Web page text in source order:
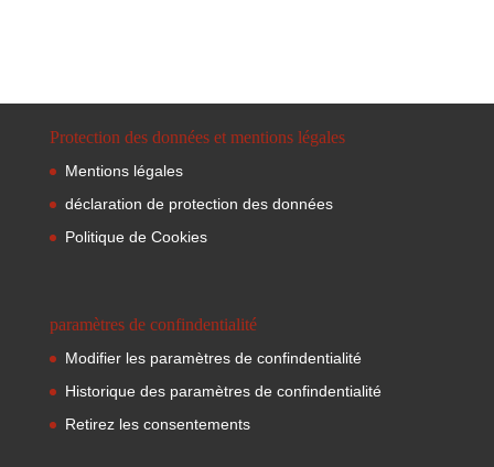
Protection des données et mentions légales
Mentions légales
déclaration de protection des données
Politique de Cookies
paramètres de confindentialité
Modifier les paramètres de confindentialité
Historique des paramètres de confindentialité
Retirez les consentements